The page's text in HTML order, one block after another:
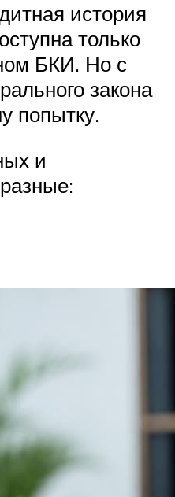
история
только
БКИ. Но с
закона
попытку.
и